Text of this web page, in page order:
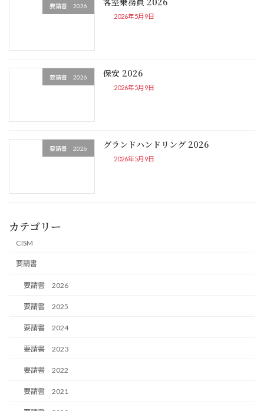
要請書 2026
2026年5月9日
要請書 2026 保安 2026
2026年5月9日
要請書 2026 グランドハンドリング 2026
2026年5月9日
カテゴリー
CISM
要請書
要請書 2026
要請書 2025
要請書 2024
要請書 2023
要請書 2022
要請書 2021